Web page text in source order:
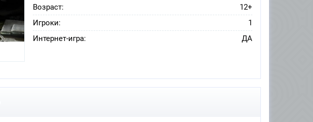
Возраст:
12+
Игроки:
1
Интернет-игра:
ДА